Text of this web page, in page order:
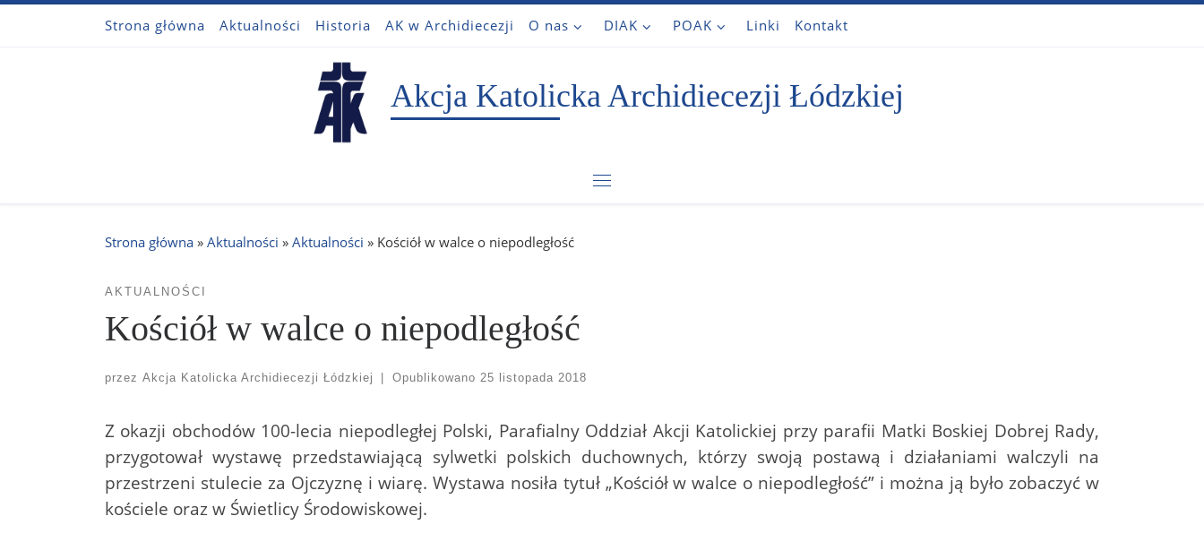
Przejdź do treściStrona główna Aktualności Historia AK w Archidiecezji O nas DIAK POAK Linki Kontakt
Akcja Katolicka Archidiecezji Łódzkiej
Strona główna » Aktualności » Aktualności » Kościół w walce o niepodległość
AKTUALNOŚCI
Kościół w walce o niepodległość
przez Akcja Katolicka Archidiecezji Łódzkiej Opublikowano 25 listopada 2018
Z okazji obchodów 100-lecia niepodległej Polski, Parafialny Oddział Akcji Katolickiej przy parafii Matki Boskiej Dobrej Rady,
przygotował wystawę przedstawiającą sylwetki polskich duchownych, którzy swoją postawą i działaniami walczyli na
przestrzeni stulecie za Ojczyznę i wiarę. Wystawa nosiła tytuł „Kościół w walce o niepodległość” i można ją było zobaczyć w
kościele oraz w Świetlicy Środowiskowej.